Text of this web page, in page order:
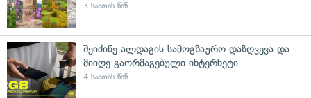
3 საათის წინ
შეიძინე ალდაგის სამოგზაურო დაზღვევა და
მიიღე გაორმაგებული ინტერნეტი
4 საათის წინ